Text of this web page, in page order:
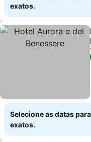
exatos.
Selecione as datas
exatos.